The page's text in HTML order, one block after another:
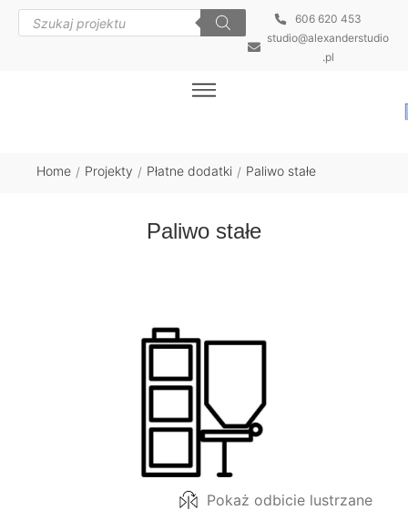
606 620 453
studio@alexanderstudio
.pl
Home / Projekty / Płatne dodatki / Paliwo stałe
Paliwo stałe
Pokaż odbicie lustrzane